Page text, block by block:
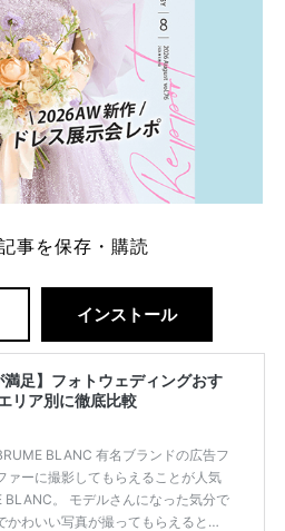
事を保存・購読
インストール
満足】フォトウェディングおす
リア別に徹底比較
BLANC 有名ブランドの広告フ
ァーに撮影してもらえることが人気
BLANC。 モデルさんになった気分で
かわいい写真が撮ってもらえると好